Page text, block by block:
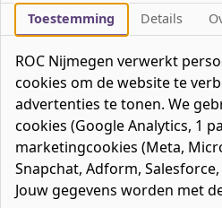
Werken & Leren
Mavo / havo / vwo
Contact
Over ons
Bedrijven
Favorieten0favorieten
Mijn ROC
Zoeken
Toestemming Details
ROC Nijmegen verwerkt
cookies om de website te
advertenties te tonen. We
cookies (Google Analytics, 1
marketingcookies (Meta,
Snapchat, Adform,
Jouw gegevens worden met